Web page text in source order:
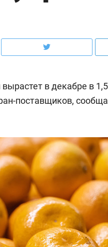
в декабре в
поставщиков,
до квартиры и Face
ключа: какой будет
в ЖК «Нова»